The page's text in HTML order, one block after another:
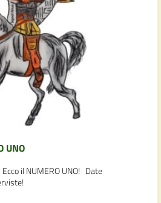
UNO
il NUMERO UNO! Date